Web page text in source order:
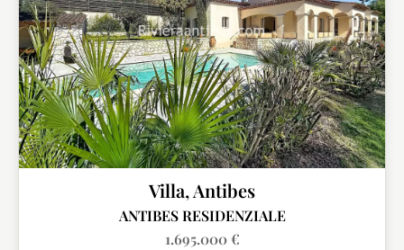
Villa, Antibes
ANTIBES RESIDENZIALE
1.695.000 €